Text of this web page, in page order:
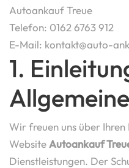
Autoankauf Treue
Telefon: 0162 6763 912
E-Mail: kontakt@auto-
1.
Wir freuen uns über Ihren
Website Autoankauf
Dienstleistungen. Der